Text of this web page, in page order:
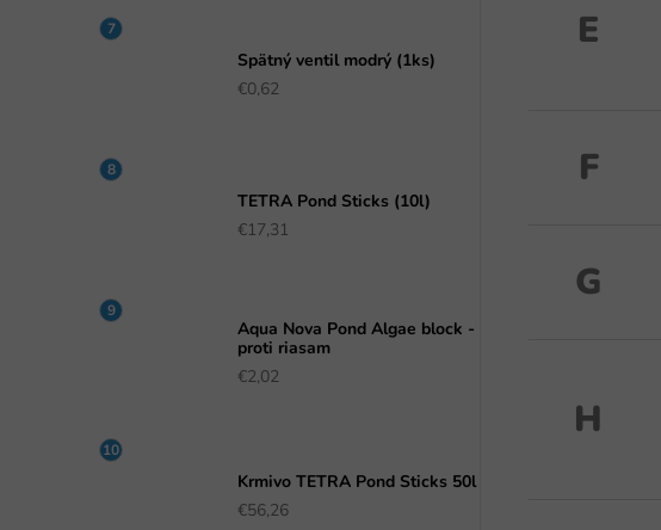
Spätný ventil modrý (1ks)
€0,62
TETRA Pond Sticks (10l)
€17,31
Aqua Nova Pond Algae block -
proti riasam
€2,02
Krmivo TETRA Pond Sticks 50l
€56,26
E
F
G
H